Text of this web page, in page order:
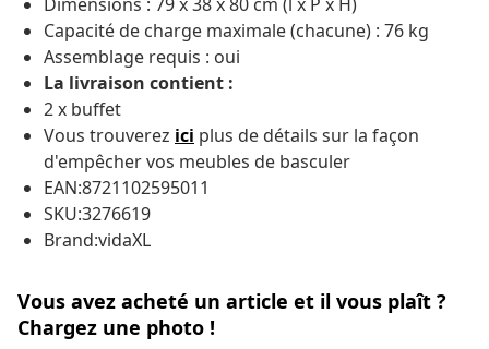
Capacité de charge maximale (chacune) : 76 kg
Assemblage requis : oui
La livraison contient :
2 x buffet
Vous trouverez ici plus de détails sur la façon
d'empêcher vos meubles de basculer
EAN:8721102595011
SKU:3276619
Brand:vidaXL
Vous avez acheté un article et il vous plaît ?
Chargez une photo !